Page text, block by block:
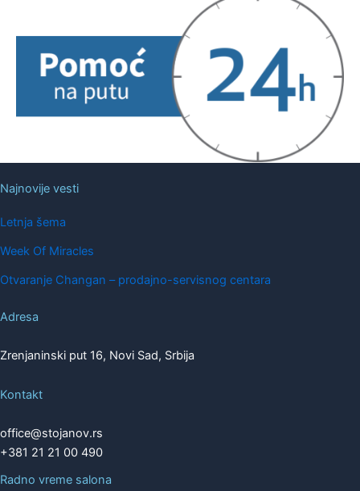
Najnovije vesti
Letnja šema
Week Of Miracles
Otvaranje Changan – prodajno-servisnog centara
Adresa
Zrenjaninski put 16, Novi Sad, Srbija
Kontakt
office@stojanov.rs
+381 21 21 00 490
Radno vreme salona